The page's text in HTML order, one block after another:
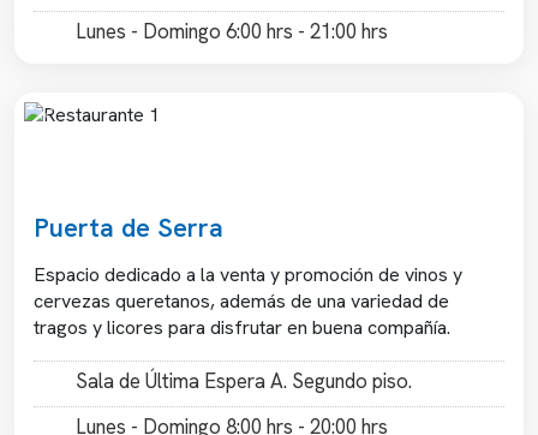
Lunes - Domingo 6:00 hrs - 21:00 hrs
Previous
Puerta de Serra
Espacio dedicado a la venta y promoción de vinos y
cervezas queretanos, además de una variedad de
tragos y licores para disfrutar en buena compañía.
Sala de Última Espera A. Segundo piso.
Lunes - Domingo 8:00 hrs - 20:00 hrs